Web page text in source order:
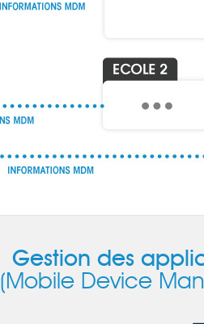
Gestion des
(Mobile Device